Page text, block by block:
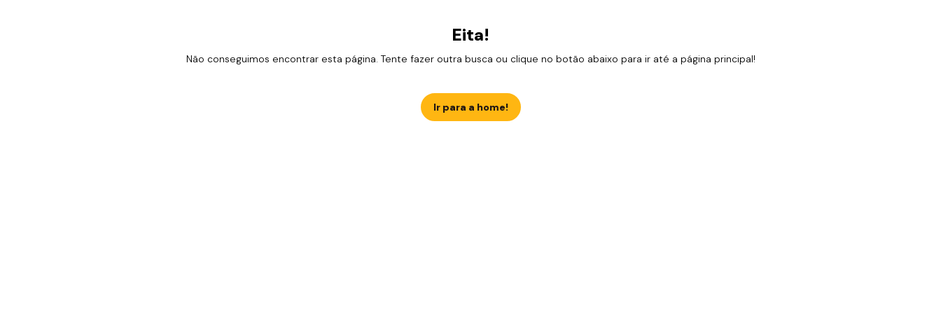
Eita!
Não conseguimos encontrar esta página. Tente fazer outra busca ou clique no botão abaixo para ir até a página principal!
Ir para a home!